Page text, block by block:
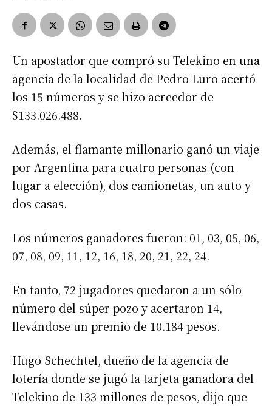
Un apostador que compró su Telekino en una
agencia de la localidad de Pedro Luro acertó
los 15 números y se hizo acreedor de
$133.026.488.
Además, el flamante millonario ganó un viaje
por Argentina para cuatro personas (con
lugar a elección), dos camionetas, un auto y
dos casas.
Los números ganadores fueron: 01, 03, 05, 06,
07, 08, 09, 11, 12, 16, 18, 20, 21, 22, 24.
En tanto, 72 jugadores quedaron a un sólo
número del súper pozo y acertaron 14,
llevándose un premio de 10.184 pesos.
Hugo Schechtel, dueño de la agencia de
lotería donde se jugó la tarjeta ganadora del
Telekino de 133 millones de pesos, dijo que